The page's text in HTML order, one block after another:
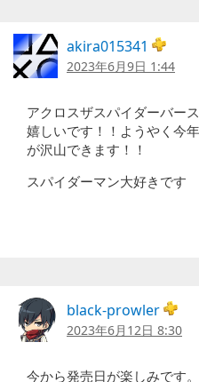
akira015341
2023年6月9日 1:44
アクロスザスパイダーバー
嬉しいです！！ようやく今
が沢山できます！！
スパイダーマン大好きです
black-prowler
2023年6月12日 8:30
今から発売日が楽しみです。